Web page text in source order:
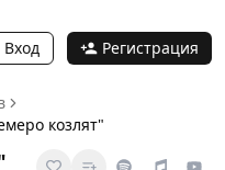
Вход Регистрация
козлят"